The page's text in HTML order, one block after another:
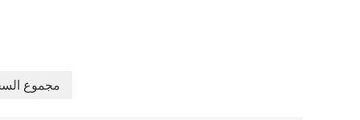
27 مجموع